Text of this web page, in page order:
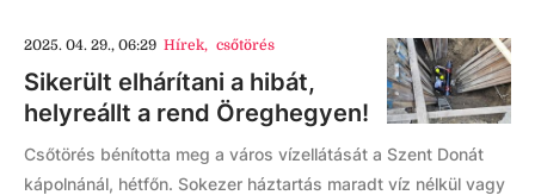
2025. 04. 29., 06:29 Hírek, csőtörés
Sikerült elhárítani a hibát,
helyreállt a rend Öreghegyen!
Csőtörés bénította meg a város vízellátását a Szent Donát
kápolnánál, hétfőn. Sokezer háztartás maradt víz nélkül vagy